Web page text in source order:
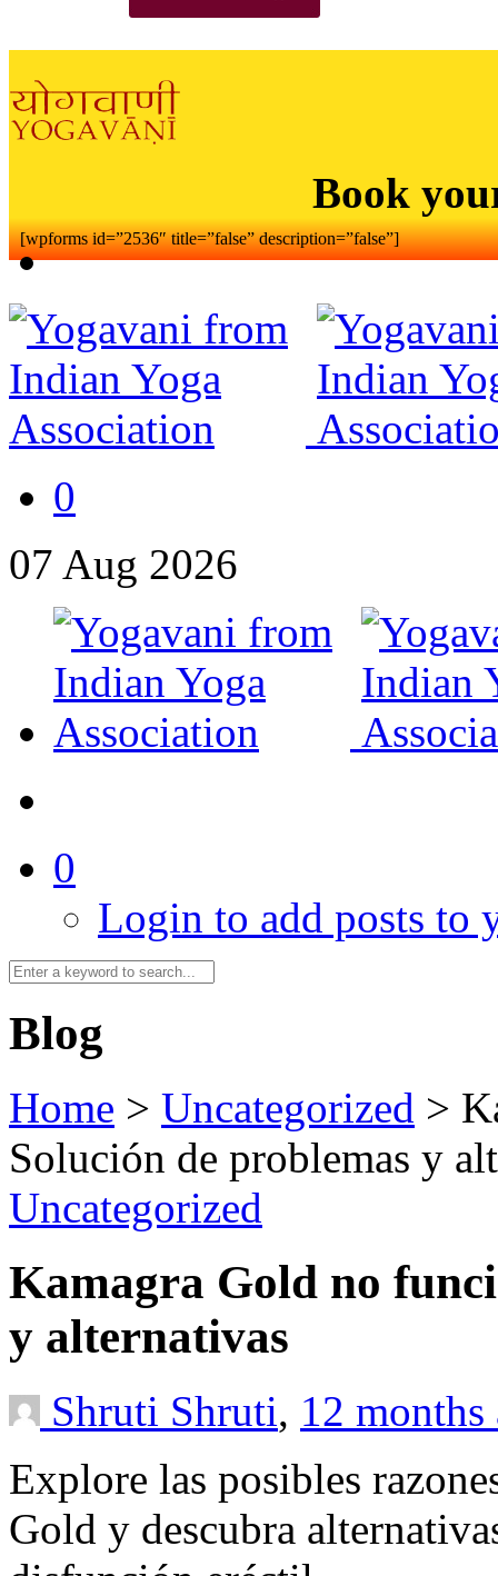
Book
[wpforms id=”2536″ title=”false” description=”false”]
0
07 Aug 2026
0
Login to add posts to
Blog
Home > Uncategorized >
Solución de problemas y
Uncategorized
Kamagra Gold no
y alternativas
Shruti Shruti, 12
Explore las posibles
Gold y descubra